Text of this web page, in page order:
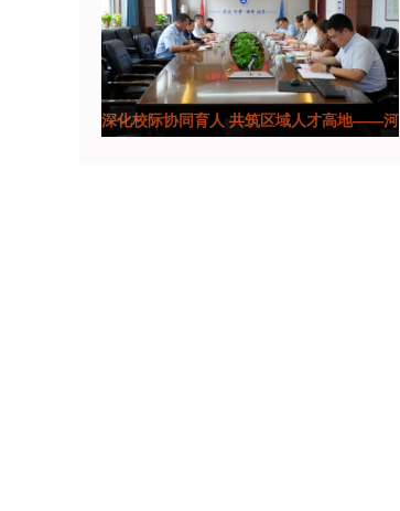
深化校际协同育人 共筑区域人才高地——河